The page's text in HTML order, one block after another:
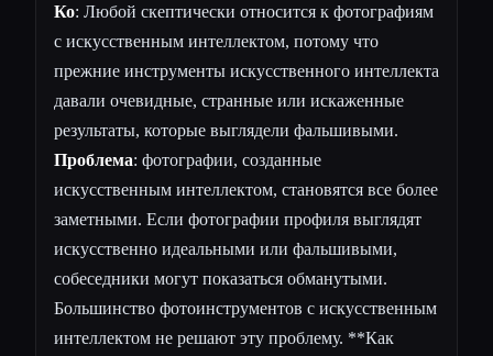
Ко: Любой скептически относится к фотографиям
с искусственным интеллектом, потому что
прежние инструменты искусственного интеллекта
давали очевидные, странные или искаженные
результаты, которые выглядели фальшивыми.
Проблема: фотографии, созданные
искусственным интеллектом, становятся все более
заметными. Если фотографии профиля выглядят
искусственно идеальными или фальшивыми,
собеседники могут показаться обманутыми.
Большинство фотоинструментов с искусственным
интеллектом не решают эту проблему. **Как